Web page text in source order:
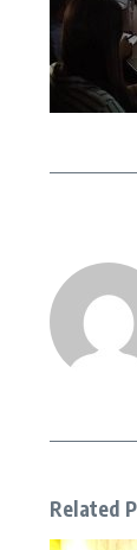
Related